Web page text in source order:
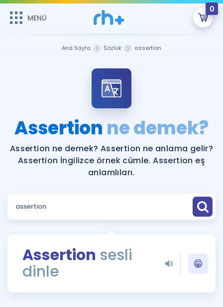
MENÜ
0
ÜYE DEĞİLİM
Sepetin Şu An Boş.
Remzi Hoca ile seni sınava hazırlayacak onlarca eğitim seni
bekliyor!
MENÜ
Faydalı Araçlar
Sözlük
Rehberlik Aracı
ÖSYM Sınav Takvimi
Hakkımızda
Ana Sayfa Sözlük assertion
Assertion ne demek?
Assertion ne demek? Assertion ne anlama gelir?
Assertion İngilizce örnek cümle. Assertion eş
anlamlıları.
Assertion sesli
dinle